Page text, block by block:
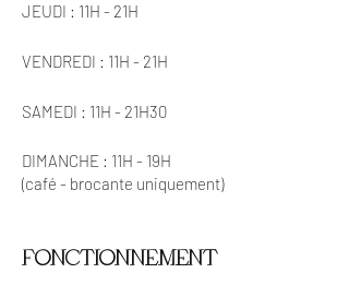
JEUDI : 11H - 21H
VENDREDI : 11H - 21H
SAMEDI : 11H - 21H30
DIMANCHE : 11H - 19H
(café - brocante uniquement)
FONCTIONNEMENT